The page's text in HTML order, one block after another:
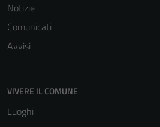
Notizie
Comunicati
Avvisi
VIVERE IL COMUNE
Luoghi